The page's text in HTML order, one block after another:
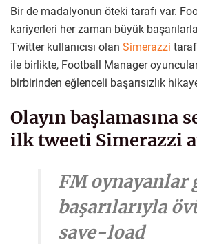
Bir de madalyonun öteki tarafı var.
kariyerleri her zaman büyük
Twitter kullanıcısı olan Simerazzi
ile birlikte, Football Manager
birbirinden eğlenceli başarısızlık
Olayın başlamasına
ilk tweeti Simerazzi
FM oynayanlar
başarılarıyla
save-load